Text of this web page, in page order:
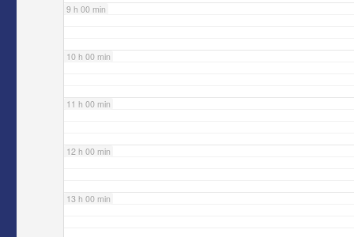
9 h 00 min
10 h 00 min
11 h 00 min
12 h 00 min
13 h 00 min